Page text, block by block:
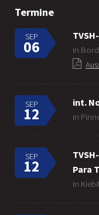
Termine
SEP
06
in
SEP
12
int.
in
SEP
12
Para
in